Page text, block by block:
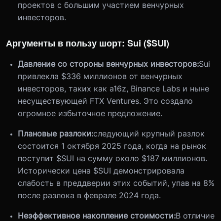
проектов с большим участием венчурных
инвесторов.
Аргументы в пользу шорт: Sui ($SUI)
Давление со стороны венчурных инвесторов:Sui
привлекла $336 миллионов от венчурных
инвесторов, таких как a16z, Binance Labs и ныне
несуществующей FTX Ventures. Это создало
огромное избыточное предложение.
Плановые разлоки:следующий крупный разлок
состоится 1 октября 2025 года, когда на рынок
поступит $SUI на сумму около $187 миллионов.
Исторически цена $SUI демонстрировала
слабость в преддверии этих событий, упав на 8%
после разлока в феврале 2024 года.
Неэффективное накопление стоимости:В отличие